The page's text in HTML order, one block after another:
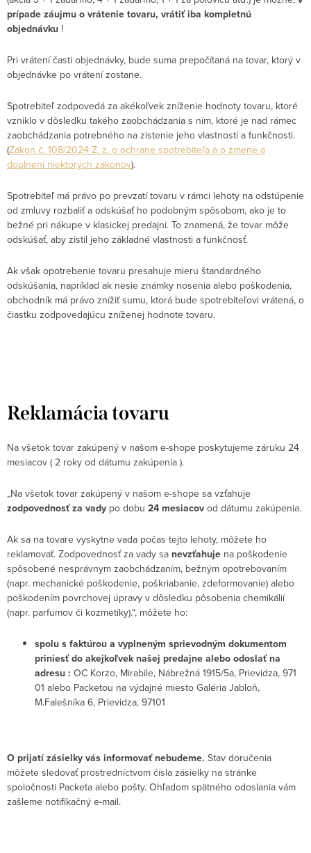
prípade záujmu o vrátenie tovaru, vrátiť iba kompletnú
objednávku !
Pri vrátení časti objednávky, bude suma prepočítaná na tovar, ktorý v
objednávke po vrátení zostane.
Spotrebiteľ zodpovedá za akékoľvek zníženie hodnoty tovaru, ktoré
vzniklo v dôsledku takého zaobchádzania s ním, ktoré je nad rámec
zaobchádzania potrebného na zistenie jeho vlastností a funkčnosti.
(Zákon č. 108/2024 Z. z. o ochrane spotrebiteľa a o zmene a
doplnení niektorých zákonov).
Spotrebiteľ má právo po prevzatí tovaru v rámci lehoty na odstúpenie
od zmluvy rozbaliť a odskúšať ho podobným spôsobom, ako je to
bežné pri nákupe v klasickej predajni. To znamená, že tovar môže
odskúšať, aby zistil jeho základné vlastnosti a funkčnosť.
Ak však opotrebenie tovaru presahuje mieru štandardného
odskúšania, napríklad ak nesie známky nosenia alebo poškodenia,
obchodník má právo znížiť sumu, ktorá bude spotrebiteľovi vrátená, o
čiastku zodpovedajúcu zníženej hodnote tovaru.
Reklamácia tovaru
Na všetok tovar zakúpený v našom e-shope poskytujeme záruku 24
mesiacov ( 2 roky od dátumu zakúpenia ).
„Na všetok tovar zakúpený v našom e-shope sa vzťahuje
zodpovednosť za vady po dobu 24 mesiacov od dátumu zakúpenia.
Ak sa na tovare vyskytne vada počas tejto lehoty, môžete ho
reklamovať. Zodpovednosť za vady sa nevzťahuje na poškodenie
spôsobené nesprávnym zaobchádzaním, bežným opotrebovaním
(napr. mechanické poškodenie, poškriabanie, zdeformovanie) alebo
poškodením povrchovej úpravy v dôsledku pôsobenia chemikálií
(napr. parfumov či kozmetiky).“, môžete ho:
spolu s faktúrou a vyplneným sprievodným dokumentom
priniesť do akejkoľvek našej predajne alebo odoslať na
adresu : OC Korzo, Mirabile, Nábrežná 1915/5a, Prievidza, 971
01 alebo Packetou na výdajné miesto Galéria Jabloň,
M.Falešníka 6, Prievidza, 97101
O prijatí zásielky vás informovať nebudeme. Stav doručenia
môžete sledovať prostredníctvom čísla zásielky na stránke
spoločnosti Packeta alebo pošty. Ohľadom spätného odoslania vám
zašleme notifikačný e-mail.